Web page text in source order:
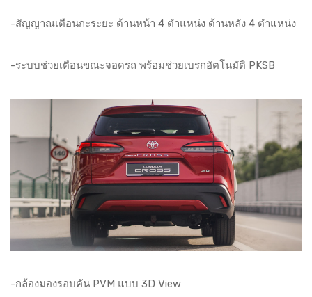
-สัญญาณเตือนกะระยะ ด้านหน้า 4 ตำแหน่ง ด้านหลัง 4 ตำแหน่ง
-ระบบช่วยเตือนขณะจอดรถ พร้อมช่วยเบรกอัตโนมัติ PKSB
-กล้องมองรอบคัน PVM แบบ 3D View